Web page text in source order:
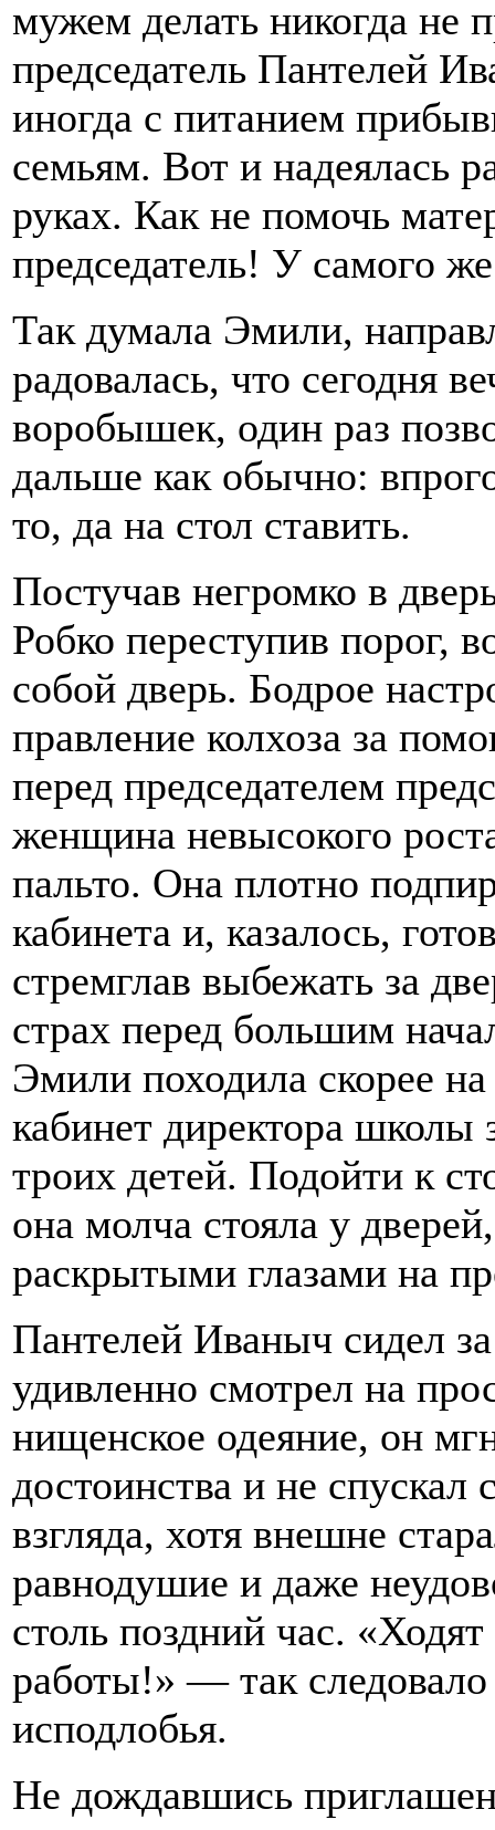
мужем делать никогда не
председатель Пантелей
иногда с питанием
семьям. Вот и надеялась
руках. Как не помочь
председатель! У самого
Так думала Эмили,
радовалась, что сегодня
воробышек, один раз
дальше как обычно:
то, да на стол ставить.
Постучав негромко в
Робко переступив порог,
собой дверь. Бодрое
правление колхоза за
перед председателем
женщина невысокого
пальто. Она плотно
кабинета и, казалось,
стремглав выбежать за
страх перед большим
Эмили походила скорее
кабинет директора школы
троих детей. Подойти к
она молча стояла у
раскрытыми глазами на
Пантелей Иваныч сидел
удивленно смотрел на
нищенское одеяние, он
достоинства и не
взгляда, хотя внешне
равнодушие и даже
столь поздний час.
работы!» — так следовало
исподлобья.
Не дождавшись